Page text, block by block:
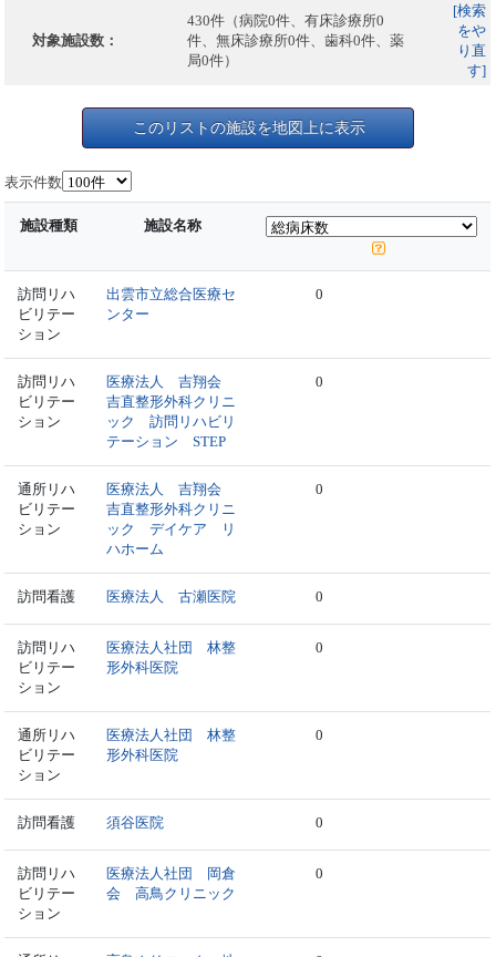
対象施設数：
430件（病院0件、有床診療所0
件、無床診療所0件、歯科0件、薬
局0件）
[検索
をや
り直
す]
このリストの施設を地図上に表示
表示件数
施設種類 施設名称
訪問リハ
ビリテー
ション
出雲市立総合医療セ
ンター
0
訪問リハ
ビリテー
ション
医療法人 吉翔会
吉直整形外科クリニ
ック 訪問リハビリ
テーション STEP
0
通所リハ
ビリテー
ション
医療法人 吉翔会
吉直整形外科クリニ
ック デイケア リ
ハホーム
0
訪問看護 医療法人 古瀬医院 0
訪問リハ
ビリテー
ション
医療法人社団 林整
形外科医院
0
通所リハ
ビリテー
ション
医療法人社団 林整
形外科医院
0
訪問看護 須谷医院 0
訪問リハ
ビリテー
ション
医療法人社団 岡倉
会 高鳥クリニック
0